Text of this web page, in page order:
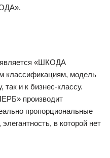
«ШКОДА
классификациям, модель
так и к бизнес-классу.
производит
пропорциональные
в которой нет